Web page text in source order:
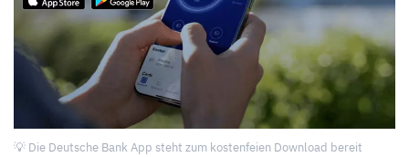
💡 Die Deutsche Bank App steht zum kostenfeien Download bereit